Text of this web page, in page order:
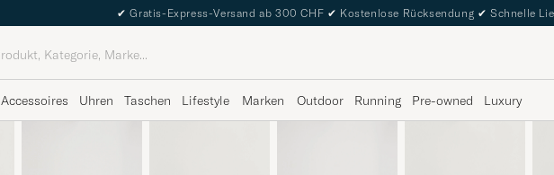
✔ Gratis-Express-Versand ab 300 CHF ✔ Kostenlose Rücksendung ✔ Schnelle
Accessoires Uhren Taschen Lifestyle Marken Outdoor Running Pre-owned Luxury